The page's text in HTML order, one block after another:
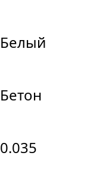
Белый
Бетон
0.035